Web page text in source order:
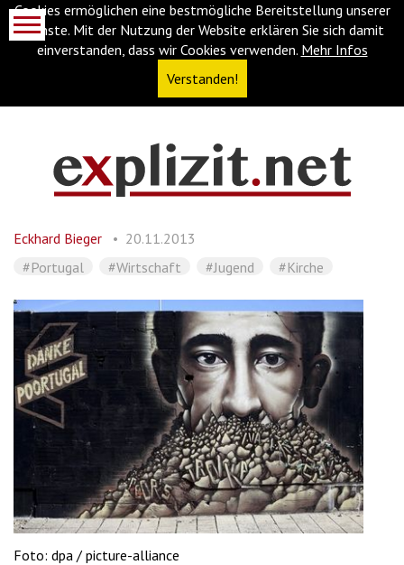
Cookies ermöglichen eine bestmögliche Bereitstellung unserer
Dienste. Mit der Nutzung der Website erklären Sie sich damit
einverstanden, dass wir Cookies verwenden. Mehr Infos
Verstanden!
(Accesskey
Zur
springen
(Accesskey
Zur
Suche
springen
(Accesskey
Eckhard Bieger
20.11.2013
#Portugal
#Wirtschaft #Jugend #Kirche
Foto: dpa / picture-alliance